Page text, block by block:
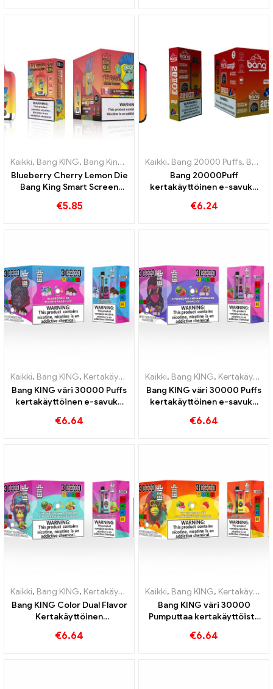
Kaikki, Bang KING, Bang King Smart Screen 15000 Pullistaa ,
Blueberry Cherry Lemon Die
Bang King Smart Screen
innovatiiviseen
€5.85
Kaikki, Bang 20000 Puffs, Bang KING
Bang 20000Puff
kertakäyttöinen e-savuke
kaksoisverkko
€6.24
Kaikki, Bang KING, Kertakäyttöiset sähkösavukkeet Liettua ,
Bang KING väri 30000 Puffs
kertakäyttöinen e-savuke
Blueberry Ice ja Black
€6.64
Kaikki, Bang KING, Kertakäyttöiset sähkösavukkeet Liettua
Bang KING väri 30000 Puffs
kertakäyttöinen e-savuke
makeaa
€6.64
Kaikki, Bang KING, Kertakäyttöiset sähkösavukkeet Liettua ,
Bang KING Color Dual Flavor
Kertakäyttöinen
täynnä makua Strawberry
€6.64
Kaikki, Bang KING, Kertakäyttöiset sähkösavukkeet Liettua
Bang KING väri 30000
Pumputtaa kertakäyttöistä
yhdistelmä viileää
€6.64